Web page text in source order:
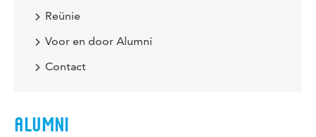
Reünie
Voor en door Alumni
Contact
ALUMNI